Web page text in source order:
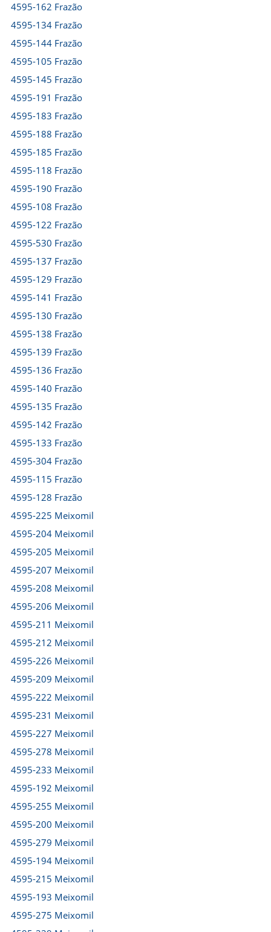
4595-162 Frazão
4595-134 Frazão
4595-144 Frazão
4595-105 Frazão
4595-145 Frazão
4595-191 Frazão
4595-183 Frazão
4595-188 Frazão
4595-185 Frazão
4595-118 Frazão
4595-190 Frazão
4595-108 Frazão
4595-122 Frazão
4595-530 Frazão
4595-137 Frazão
4595-129 Frazão
4595-141 Frazão
4595-130 Frazão
4595-138 Frazão
4595-139 Frazão
4595-136 Frazão
4595-140 Frazão
4595-135 Frazão
4595-142 Frazão
4595-133 Frazão
4595-304 Frazão
4595-115 Frazão
4595-128 Frazão
4595-225 Meixomil
4595-204 Meixomil
4595-205 Meixomil
4595-207 Meixomil
4595-208 Meixomil
4595-206 Meixomil
4595-211 Meixomil
4595-212 Meixomil
4595-226 Meixomil
4595-209 Meixomil
4595-222 Meixomil
4595-231 Meixomil
4595-227 Meixomil
4595-278 Meixomil
4595-233 Meixomil
4595-192 Meixomil
4595-255 Meixomil
4595-200 Meixomil
4595-279 Meixomil
4595-194 Meixomil
4595-215 Meixomil
4595-193 Meixomil
4595-275 Meixomil